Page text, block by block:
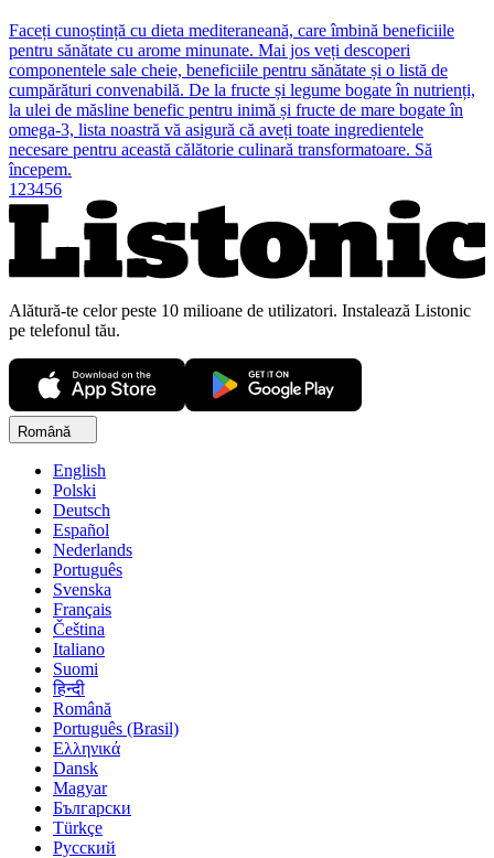
Faceți cunoștință cu dieta mediteraneană, care îmbină beneficiile
pentru sănătate cu arome minunate. Mai jos veți descoperi
componentele sale cheie, beneficiile pentru sănătate și o listă de
cumpărături convenabilă. De la fructe și legume bogate în nutrienți,
la ulei de măsline benefic pentru inimă și fructe de mare bogate în
omega-3, lista noastră vă asigură că aveți toate ingredientele
necesare pentru această călătorie culinară transformatoare. Să
începem.
1 23456
Alătură-te celor peste 10 milioane de utilizatori. Instalează Listonic
pe telefonul tău.
Română
English
Polski
Deutsch
Español
Nederlands
Português
Svenska
Français
Čeština
Italiano
Suomi
हिन्दी
Română
Português (Brasil)
Ελληνικά
Dansk
Magyar
Български
Türkçe
Русский